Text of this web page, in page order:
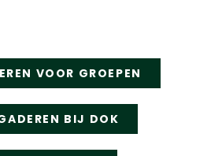
VOOR GROEPEN
BIJ DOK